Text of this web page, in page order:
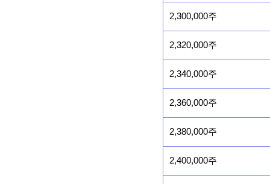
2,300,000주
2,320,000주
2,340,000주
2,360,000주
2,380,000주
2,400,000주